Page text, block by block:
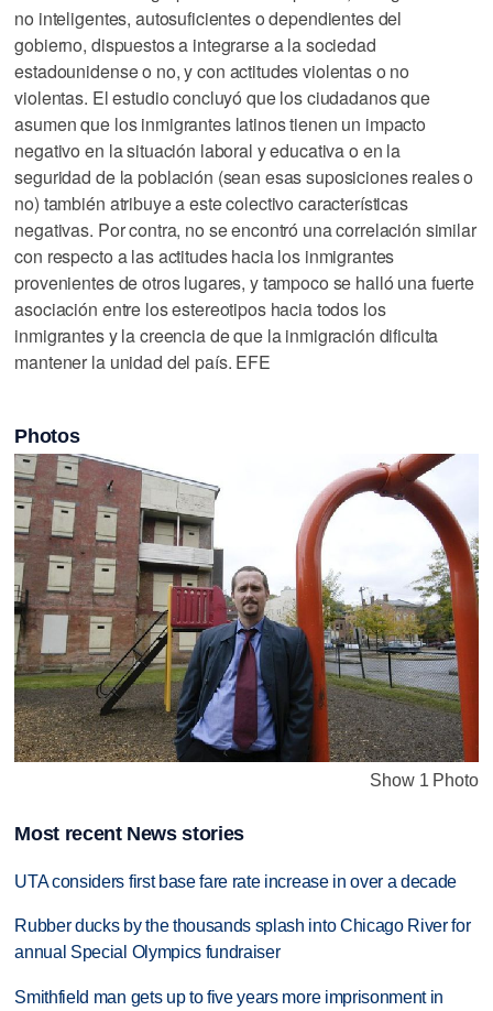
no inteligentes, autosuficientes o dependientes del
gobierno, dispuestos a integrarse a la sociedad
estadounidense o no, y con actitudes violentas o no
violentas. El estudio concluyó que los ciudadanos que
asumen que los inmigrantes latinos tienen un impacto
negativo en la situación laboral y educativa o en la
seguridad de la población (sean esas suposiciones reales o
no) también atribuye a este colectivo características
negativas. Por contra, no se encontró una correlación similar
con respecto a las actitudes hacia los inmigrantes
provenientes de otros lugares, y tampoco se halló una fuerte
asociación entre los estereotipos hacia todos los
inmigrantes y la creencia de que la inmigración dificulta
mantener la unidad del país. EFE
Photos
Show 1 Photo
Most recent News stories
UTA considers first base fare rate increase in over a decade
Rubber ducks by the thousands splash into Chicago River for
annual Special Olympics fundraiser
Smithfield man gets up to five years more imprisonment in